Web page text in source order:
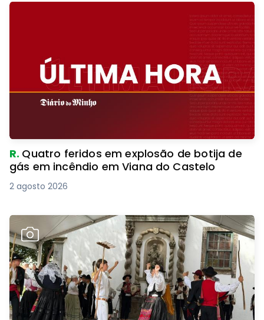
R. Quatro feridos em explosão de botija de
gás em incêndio em Viana do Castelo
2 agosto 2026